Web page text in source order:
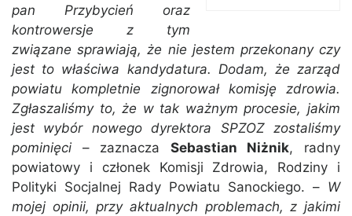
pan Przybycień oraz
kontrowersje z tym
związane sprawiają, że nie jestem przekonany czy
jest to właściwa kandydatura. Dodam, że zarząd
powiatu kompletnie zignorował komisję zdrowia.
Zgłaszaliśmy to, że w tak ważnym procesie, jakim
jest wybór nowego dyrektora SPZOZ zostaliśmy
pominięci – zaznacza Sebastian Niżnik, radny
powiatowy i członek Komisji Zdrowia, Rodziny i
Polityki Socjalnej Rady Powiatu Sanockiego. – W
mojej opinii, przy aktualnych problemach, z jakimi